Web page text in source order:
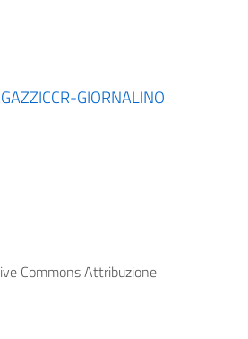
GIORNALINO
Commons Attribuzione